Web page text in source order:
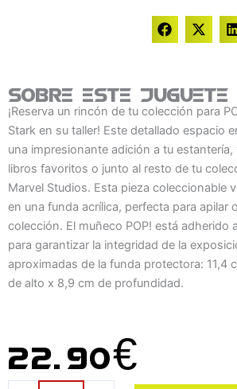
Sobre este juguete
¡Reserva un rincón de tu colección para
Stark en su taller! Este detallado espacio
una impresionante adición a tu estantería,
libros favoritos o junto al resto de tu
Marvel Studios. Esta pieza coleccionable
en una funda acrílica, perfecta para apilar
colección. El muñeco POP! está adherido
para garantizar la integridad de la
aproximadas de la funda protectora: 11,4
de alto x 8,9 cm de profundidad.
22.90€